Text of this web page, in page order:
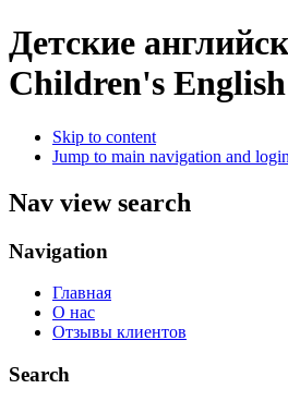
Детские
Children's
Skip to content
Jump to main navigation and login
Nav view search
Navigation
Главная
О нас
Отзывы клиентов
Search